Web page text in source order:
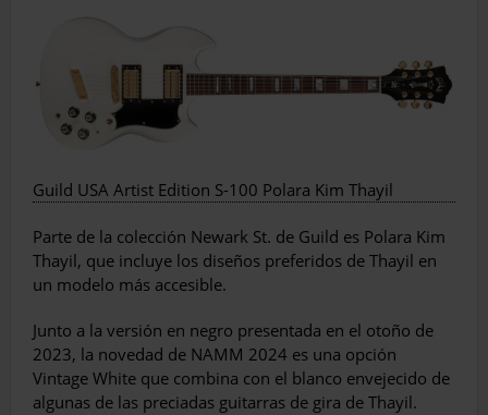
Guild USA Artist Edition S-100 Polara Kim Thayil
Parte de la colección Newark St. de Guild es Polara Kim
Thayil, que incluye los diseños preferidos de Thayil en
un modelo más accesible.
Junto a la versión en negro presentada en el otoño de
2023, la novedad de NAMM 2024 es una opción
Vintage White que combina con el blanco envejecido de
algunas de las preciadas guitarras de gira de Thayil.